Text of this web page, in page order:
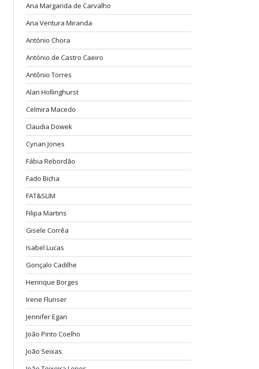
Ana Margarida de Carvalho
Ana Ventura Miranda
António Chora
António de Castro Caeiro
Antônio Torres
Alan Hollinghurst
Celmira Macedo
Claudia Dowek
Cynan Jones
Fábia Rebordão
Fado Bicha
FAT&SLIM
Filipa Martins
Gisele Corrêa
Isabel Lucas
Gonçalo Cadilhe
Henrique Borges
Irene Flunser
Jennifer Egan
João Pinto Coelho
João Seixas